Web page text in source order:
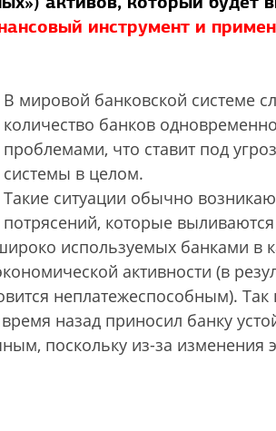
инструмент и
В мировой банковской системе
количество банков
проблемами, что ставит под
системы в целом.
Такие ситуации обычно
потрясений, которые
используемых банками в
активности (в
неплатежеспособным). Так
назад приносил банку
поскольку из-за